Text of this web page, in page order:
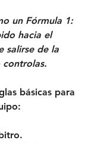
un Fórmula 1:
hacia el
salirse de la
controlas.
básicas para